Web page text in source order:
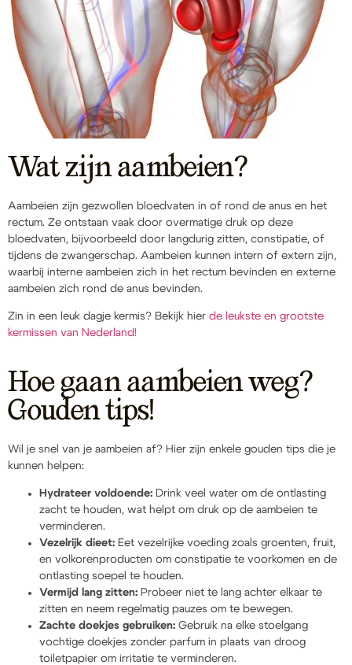
Wat zijn aambeien?
Aambeien zijn gezwollen bloedvaten in of rond de anus en het
rectum. Ze ontstaan vaak door overmatige druk op deze
bloedvaten, bijvoorbeeld door langdurig zitten, constipatie, of
tijdens de zwangerschap. Aambeien kunnen intern of extern zijn,
waarbij interne aambeien zich in het rectum bevinden en externe
aambeien zich rond de anus bevinden.
Zin in een leuk dagje kermis? Bekijk hier de leukste en grootste
kermissen van Nederland!
Hoe gaan aambeien weg?
Gouden tips!
Wil je snel van je aambeien af? Hier zijn enkele gouden tips die je
kunnen helpen:
Hydrateer voldoende: Drink veel water om de ontlasting
zacht te houden, wat helpt om druk op de aambeien te
verminderen.
Vezelrijk dieet: Eet vezelrijke voeding zoals groenten, fruit,
en volkorenproducten om constipatie te voorkomen en de
ontlasting soepel te houden.
Vermijd lang zitten: Probeer niet te lang achter elkaar te
zitten en neem regelmatig pauzes om te bewegen.
Zachte doekjes gebruiken: Gebruik na elke stoelgang
vochtige doekjes zonder parfum in plaats van droog
toiletpapier om irritatie te verminderen.